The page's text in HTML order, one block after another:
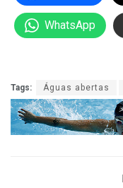
WhatsApp
Tags: Águas abertas